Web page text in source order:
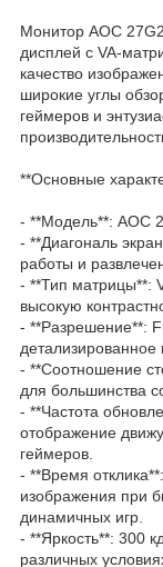
Монитор AOC
дисплей с VA-
качество
широкие углы
геймеров и
**Основные
- **Модель**: AOC
- **Диагональ
работы и
- **Тип матрицы**:
высокую
- **Разрешение**:
детализированное
- **Соотношение
для большинства
- **Частота
отображение
геймеров.
- **Время
изображения при
динамичных игр.
- **Яркость**: 300
различных